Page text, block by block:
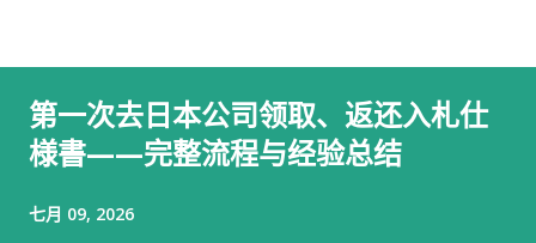
第一次去日本公司领取、返还入札仕
様書——完整流程与经验总结
七月 09, 2026